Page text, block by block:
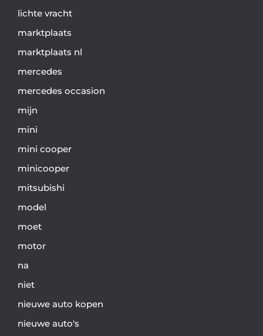
lichte vracht
marktplaats
marktplaats nl
mercedes
mercedes occasion
mijn
mini
mini cooper
minicooper
mitsubishi
model
moet
motor
na
niet
nieuwe auto kopen
nieuwe auto's